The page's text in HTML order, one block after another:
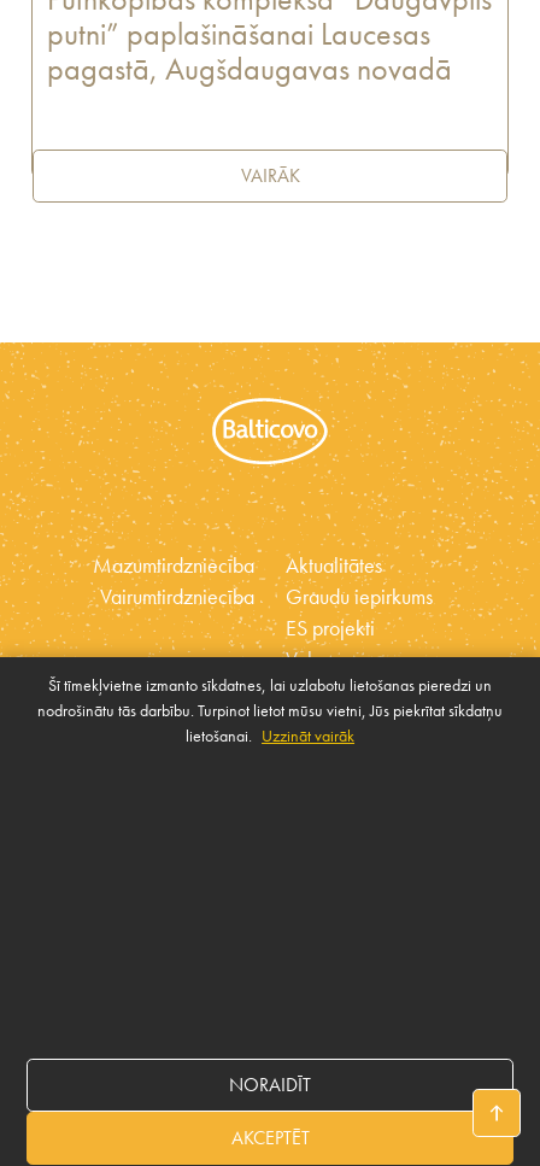
putni” paplašināšanai Laucesas
pagastā, Augšdaugavas novadā
VAIRĀK
Mazumtirdzniecība
Vairumtirdzniecība
Sīkdatnes
Aktualitātes
Graudu iepirkums
ES projekti
Vakances
Ētikas kodekss
Sabiedrības atbalsta
© 2026 BALTICOVO
Šī tīmekļvietne izmanto sīkdatnes, lai uzlabotu lietošanas pieredzi un
nodrošinātu tās darbību. Turpinot lietot mūsu vietni, Jūs piekrītat sīkdatņu
lietošanai. Uzzināt vairāk
NORAIDĪT
AKCEPTĒT